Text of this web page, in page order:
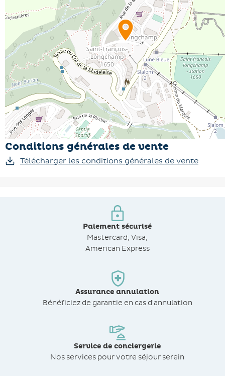
Conditions générales de vente
Télécharger les conditions générales de vente
Paiement sécurisé
Mastercard, Visa,
American Express
Assurance annulation
Bénéficiez de garantie en cas d'annulation
Service de conciergerie
Nos services pour votre séjour serein